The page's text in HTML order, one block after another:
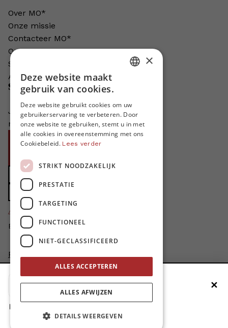
Over MO*
Onze missie
Contacteer MO*
Onze auteurs
Schrijven voor MO*?
Adverteren in MO*
Steun MO*
Je helpt ons groeien. MO* bestaat
niet zonder jouw steun!
Word proMO*
Doe een gift
Zet MO* in uw testament
4424
Bedankt voor jullie steun!
Privacybeleid
Cookievoorkeuren aanpassen
site by
Voeg MO* toe aan je beginscherm ✕
1. Druk op de deelknop
2. Scrol naar beneden
ENGLISH
×
Deze website maakt
gebruik van cookies.
Deze website gebruikt cookies om uw
gebruikerservaring te verbeteren. Door
onze website te gebruiken, stemt u in met
alle cookies in overeenstemming met ons
Cookiebeleid. Lees verder
STRIKT NOODZAKELIJK
PRESTATIE
TARGETING
FUNCTIONEEL
NIET-GECLASSIFICEERD
ALLES ACCEPTEREN
ALLES AFWIJZEN
DETAILS WEERGEVEN